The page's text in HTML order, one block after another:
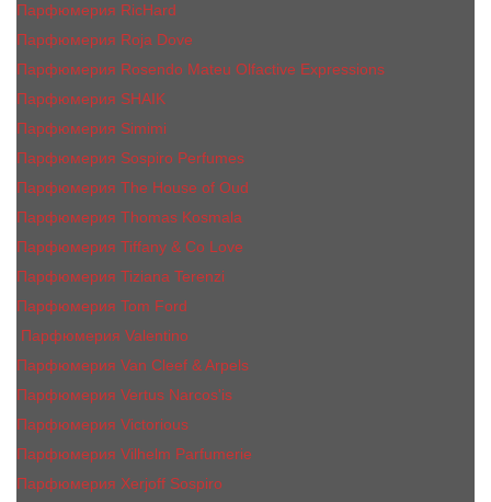
Парфюмерия RicHard
Парфюмерия Roja Dove
Парфюмерия Rosendo Mateu Olfactive Expressions
Парфюмерия SHAIK
Парфюмерия Simimi
Парфюмерия Sospiro Perfumes
Парфюмерия The House of Oud
Парфюмерия Thomas Kosmala
Парфюмерия Tiffany & Co Love
Парфюмерия Tiziana Terenzi
Парфюмерия Tom Ford
Парфюмерия Valentino
Парфюмерия Van Cleef & Arpels
Парфюмерия Vertus Narcos'is
Парфюмерия Victorious
Парфюмерия Vilhelm Parfumerie
Парфюмерия Xerjoff Sospiro